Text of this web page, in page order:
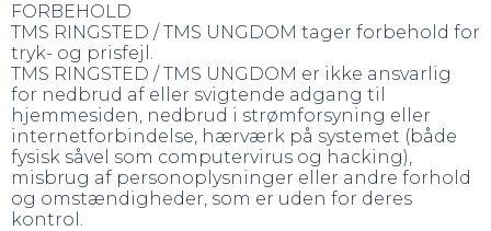
FORBEHOLD
TMS RINGSTED / TMS UNGDOM tager forbehold for
tryk- og prisfejl.
TMS RINGSTED / TMS UNGDOM er ikke ansvarlig
for nedbrud af eller svigtende adgang til
hjemmesiden, nedbrud i strømforsyning eller
internetforbindelse, hærværk på systemet (både
fysisk såvel som computervirus og hacking),
misbrug af personoplysninger eller andre forhold
og omstændigheder, som er uden for deres
kontrol.